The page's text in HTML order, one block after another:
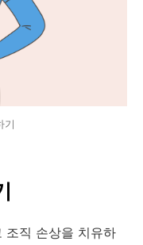
기
조직 손상을 치유하